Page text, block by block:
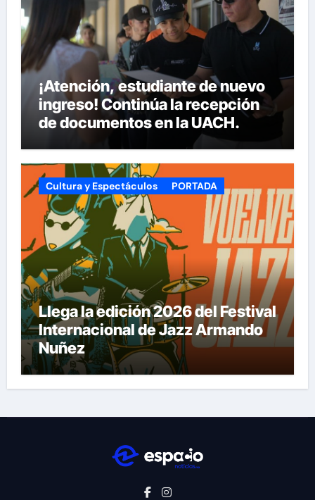
¡Atención, estudiante de nuevo
ingreso! Continúa la recepción
de documentos en la UACH.
Cultura y Espectáculos PORTADA
Llega la edición 2026 del Festival
Internacional de Jazz Armando
Nuñez